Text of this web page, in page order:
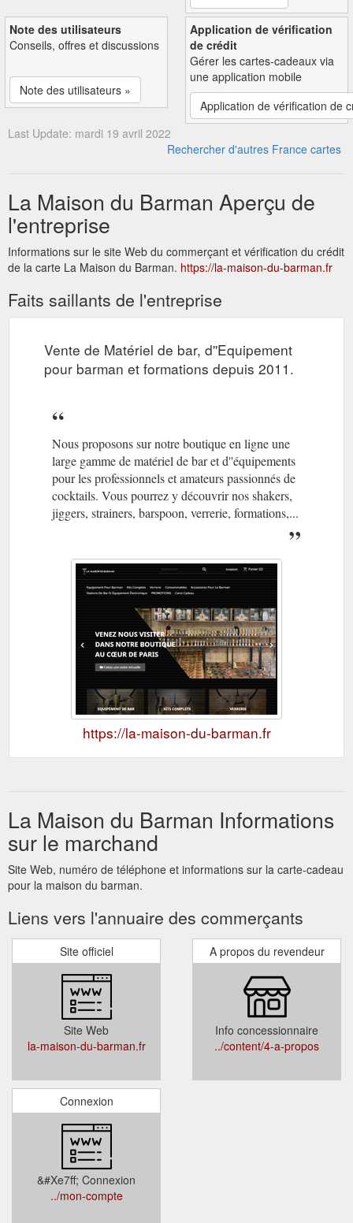
Note des utilisateurs
Conseils, offres et discussions
Note des utilisateurs »
Application de vérification
de crédit
Gérer les cartes-cadeaux via
une application mobile
Application de vérification de
Last Update: mardi 19 avril 2022
Rechercher d'autres France cartes
La Maison du Barman Aperçu de
l'entreprise
Informations sur le site Web du commerçant et vérification du crédit
de la carte La Maison du Barman. https://la-maison-du-barman.fr
Faits saillants de l'entreprise
Vente de Matériel de bar, d''Equipement
pour barman et formations depuis 2011.
Nous proposons sur notre boutique en ligne une
large gamme de matériel de bar et d''équipements
pour les professionnels et amateurs passionnés de
cocktails. Vous pourrez y découvrir nos shakers,
jiggers, strainers, barspoon, verrerie, formations,...
https://la-maison-du-barman.fr
La Maison du Barman Informations
sur le marchand
Site Web, numéro de téléphone et informations sur la carte-cadeau
pour la maison du barman.
Liens vers l'annuaire des commerçants
Site officiel
Site Web
la-maison-du-barman.fr
A propos du revendeur
Info concessionnaire
../content/4-a-propos
Connexion
&#Xe7ff; Connexion
../mon-compte